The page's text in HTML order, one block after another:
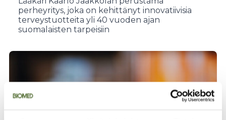
perheyritys, joka on kehittänyt innovatiivisia
terveystuotteita yli 40 vuoden ajan
suomalaisten tarpeisiin